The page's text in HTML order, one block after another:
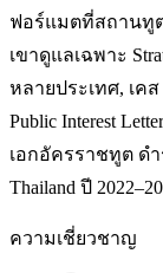
ฟอร์แมตที่สถานทู
เขาดูแลเฉพาะ
หลายประเทศ, เคส
Public Interest
เอกอัครราชทูต ดำ
Thailand ปี
ความเชี่ยวชาญ